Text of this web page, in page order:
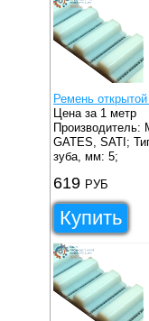
Ремень
Цена за 1 метр
Производитель:
GATES, SATI;
зуба, мм: 5;
619 РУБ
Купить